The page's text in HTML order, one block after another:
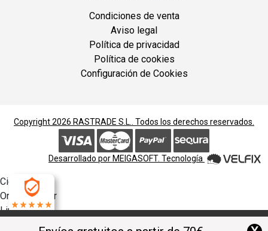
Condiciones de venta
Aviso legal
Política de privacidad
Política de cookies
Configuración de Cookies
Copyright 2026 RASTRADE S.L. . Todos los derechos reservados.
Desarrollado por MEIGASOFT. Tecnología
4.9
Cierra
Ordenado por
Limpiar